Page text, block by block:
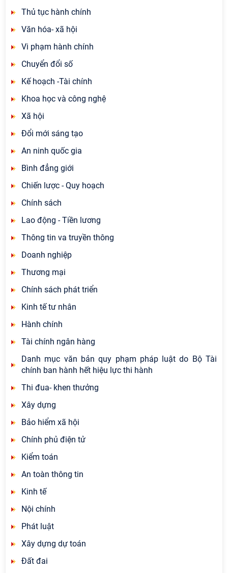
Thủ tục hành chính
Văn hóa- xã hội
Vi phạm hành chính
Chuyển đổi số
Kế hoạch -Tài chính
Khoa học và công nghệ
Xã hội
Đổi mới sáng tạo
An ninh quốc gia
Bình đẳng giới
Chiến lược - Quy hoạch
Chính sách
Lao động - Tiền lương
Thông tin va truyền thông
Doanh nghiệp
Thương mại
Chính sách phát triển
Kinh tế tư nhân
Hành chính
Tài chính ngân hàng
Danh mục văn bản quy phạm pháp luật do Bộ Tài
chính ban hành hết hiệu lực thi hành
Thi đua- khen thưởng
Xây dựng
Bảo hiểm xã hội
Chính phủ điện tử
Kiểm toán
An toàn thông tin
Kinh tế
Nội chính
Phát luật
Xây dựng dự toán
Đất đai